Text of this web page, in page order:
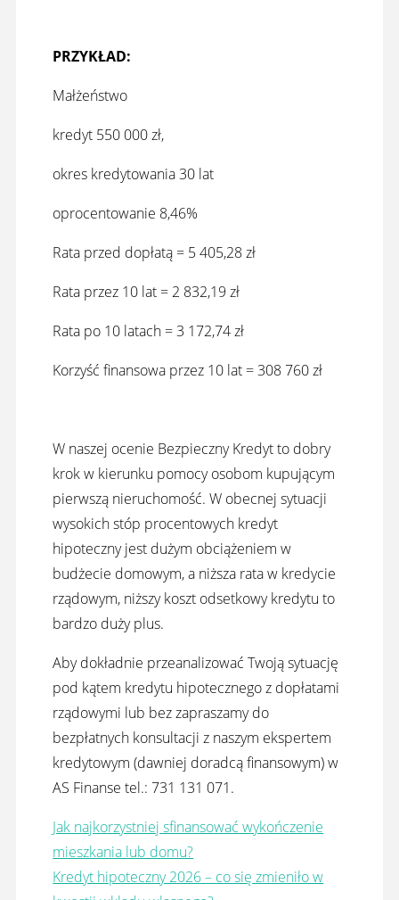
PRZYKŁAD:
Małżeństwo
kredyt 550 000 zł,
okres kredytowania 30 lat
oprocentowanie 8,46%
Rata przed dopłatą = 5 405,28 zł
Rata przez 10 lat = 2 832,19 zł
Rata po 10 latach = 3 172,74 zł
Korzyść finansowa przez 10 lat = 308 760 zł
W naszej ocenie Bezpieczny Kredyt to dobry
krok w kierunku pomocy osobom kupującym
pierwszą nieruchomość. W obecnej sytuacji
wysokich stóp procentowych kredyt
hipoteczny jest dużym obciążeniem w
budżecie domowym, a niższa rata w kredycie
rządowym, niższy koszt odsetkowy kredytu to
bardzo duży plus.
Aby dokładnie przeanalizować Twoją sytuację
pod kątem kredytu hipotecznego z dopłatami
rządowymi lub bez zapraszamy do
bezpłatnych konsultacji z naszym ekspertem
kredytowym (dawniej doradcą finansowym) w
AS Finanse tel.: 731 131 071.
Jak najkorzystniej sfinansować wykończenie
mieszkania lub domu?
Kredyt hipoteczny 2026 – co się zmieniło w